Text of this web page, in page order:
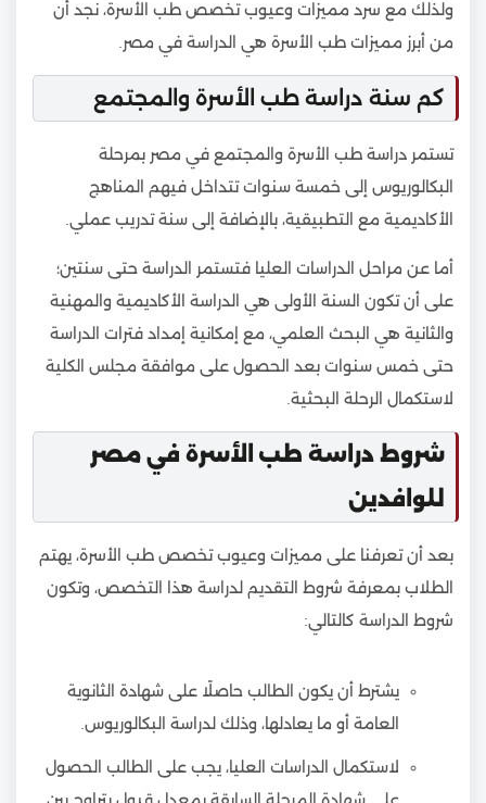
ولذلك مع سرد مميزات وعيوب تخصص طب الأسرة، نجد أن
من أبرز مميزات طب الأسرة هي الدراسة في مصر.
كم سنة دراسة طب الأسرة والمجتمع
تستمر دراسة طب الأسرة والمجتمع في مصر بمرحلة
البكالوريوس إلى خمسة سنوات تتداخل فيهم المناهج
الأكاديمية مع التطبيقية، بالإضافة إلى سنة تدريب عملي.
أما عن مراحل الدراسات العليا فتستمر الدراسة حتى سنتين؛
على أن تكون السنة الأولى هي الدراسة الأكاديمية والمهنية
والثانية هي البحث العلمي، مع إمكانية إمداد فترات الدراسة
حتى خمس سنوات بعد الحصول على موافقة مجلس الكلية
لاستكمال الرحلة البحثية.
شروط دراسة طب الأسرة في مصر
للوافدين
بعد أن تعرفنا على مميزات وعيوب تخصص طب الأسرة، يهتم
الطلاب بمعرفة شروط التقديم لدراسة هذا التخصص، وتكون
شروط الدراسة كالتالي:
يشترط أن يكون الطالب حاصلًا على شهادة الثانوية
العامة أو ما يعادلها، وذلك لدراسة البكالوريوس.
لاستكمال الدراسات العليا، يجب على الطالب الحصول